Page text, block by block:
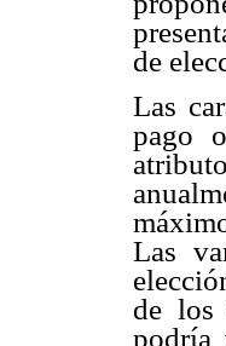
de
Las
pago
Las
de los
podría